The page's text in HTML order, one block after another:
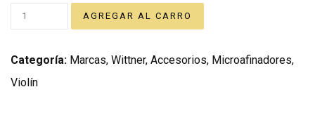
Categoría: Marcas, Wittner, Accesorios, Microafinadores,
Violín